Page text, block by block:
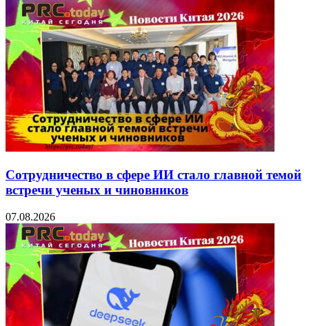
Сотрудничество в сфере ИИ стало главной темой
встречи ученых и чиновников
07.08.2026